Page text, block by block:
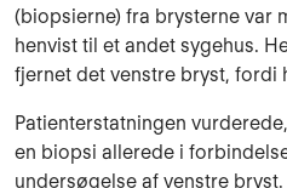
(biopsierne) fra brysterne var
henvist til et andet sygehus.
fjernet det venstre bryst, fordi
Patienterstatningen
en biopsi allerede i
undersøgelse af venstre